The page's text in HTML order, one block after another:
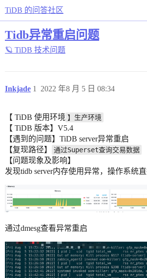
TiDB 的问答社区
Tidb异常重启问题
🪐 TiDB 技术问题
Inkjade 2022 年8 月 5 日 08:34
1
【 TiDB 使用环境 】生产环境
【 TiDB 版本】V5.4
【遇到的问题】TiDB server异常重启
【复现路径】
通过Superset查询交易数据
【问题现象及影响】
发现tidb server内存使用异常，操作系统
通过dmesg查看异常重启